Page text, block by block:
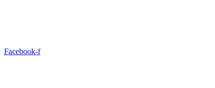
Facebook-f